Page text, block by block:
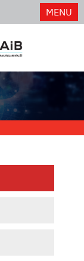
MENU